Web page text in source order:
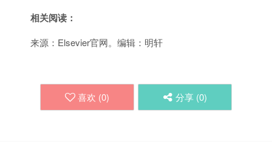
相关阅读：
来源：Elsevier官网。编辑：明轩
喜欢 (0) 分享 (0)